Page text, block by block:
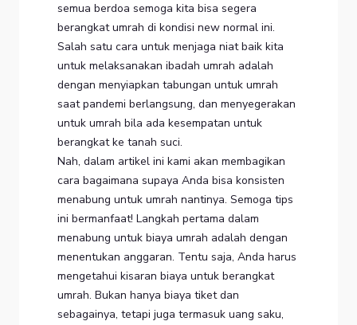
semua berdoa semoga kita bisa segera
berangkat umrah di kondisi new normal ini.
Salah satu cara untuk menjaga niat baik kita
untuk melaksanakan ibadah umrah adalah
dengan menyiapkan tabungan untuk umrah
saat pandemi berlangsung, dan menyegerakan
untuk umrah bila ada kesempatan untuk
berangkat ke tanah suci.
Nah, dalam artikel ini kami akan membagikan
cara bagaimana supaya Anda bisa konsisten
menabung untuk umrah nantinya. Semoga tips
ini bermanfaat! Langkah pertama dalam
menabung untuk biaya umrah adalah dengan
menentukan anggaran. Tentu saja, Anda harus
mengetahui kisaran biaya untuk berangkat
umrah. Bukan hanya biaya tiket dan
sebagainya, tetapi juga termasuk uang saku,